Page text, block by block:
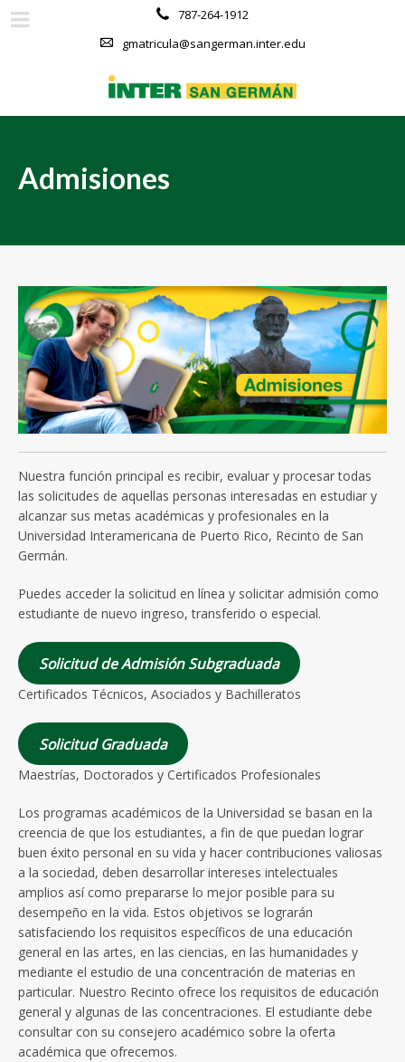
787-264-1912
gmatricula@sangerman.inter.edu
Admisiones
Nuestra función principal es recibir, evaluar y procesar todas
las solicitudes de aquellas personas interesadas en estudiar y
alcanzar sus metas académicas y profesionales en la
Universidad Interamericana de Puerto Rico, Recinto de San
Germán.
Puedes acceder la solicitud en línea y solicitar admisión como
estudiante de nuevo ingreso, transferido o especial.
Solicitud de Admisión Subgraduada
Certificados Técnicos, Asociados y Bachilleratos
Solicitud Graduada
Maestrías, Doctorados y Certificados Profesionales
Los programas académicos de la Universidad se basan en la
creencia de que los estudiantes, a fin de que puedan lograr
buen éxito personal en su vida y hacer contribuciones valiosas
a la sociedad, deben desarrollar intereses intelectuales
amplios así como prepararse lo mejor posible para su
desempeño en la vida. Estos objetivos se lograrán
satisfaciendo los requisitos específicos de una educación
general en las artes, en las ciencias, en las humanidades y
mediante el estudio de una concentración de materias en
particular. Nuestro Recinto ofrece los requisitos de educación
general y algunas de las concentraciones. El estudiante debe
consultar con su consejero académico sobre la oferta
académica que ofrecemos.